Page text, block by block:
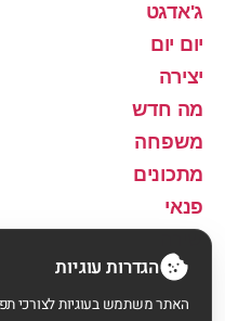
ג'אדגט
יום יום
יצירה
מה חדש
משפחה
מתכונים
פנאי
הגדרות עוגיות
האתר משתמש בעוגיות לצורכי